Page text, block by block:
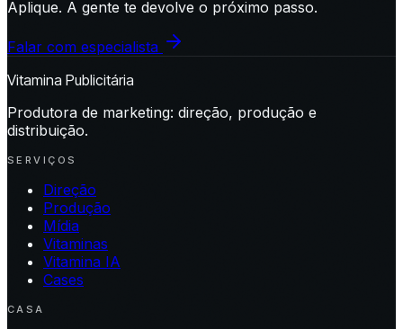
Aplique. A gente te devolve o próximo passo.
Falar com especialista
Vitamina Publicitária
Produtora de marketing: direção, produção e
distribuição.
SERVIÇOS
Direção
Produção
Mídia
Vitaminas
Vitamina IA
Cases
CASA